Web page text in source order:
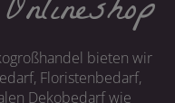
bieten wir
Floristenbedarf,
Dekobedarf wie